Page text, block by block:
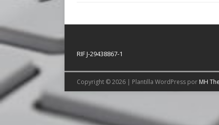
RIF J-29438867-1
Copyright © 2026 | Plantilla WordPress por MH